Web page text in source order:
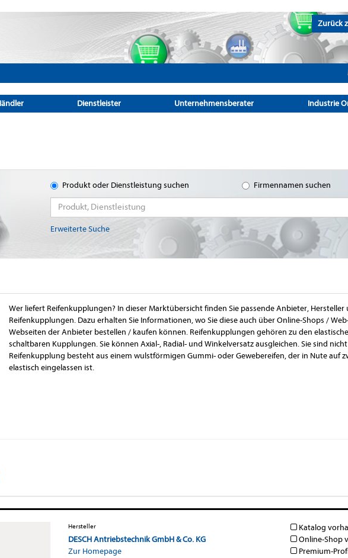
Zurück
Dienstleister Unternehmensberater Industrie
Produkt oder Dienstleistung suchen Firmennamen suchen
Erweiterte Suche
Wer liefert Reifenkupplungen? In dieser Marktübersicht finden Sie passende Anbieter, Hersteller
Reifenkupplungen. Dazu erhalten Sie Informationen, wo Sie diese auch über Online-Shops /
Webseiten der Anbieter bestellen / kaufen können. Reifenkupplungen gehören zu den
schaltbaren Kupplungen. Sie können Axial-, Radial- und Winkelversatz ausgleichen. Sie sind
Reifenkupplung besteht aus einem wulstförmigen Gummi- oder Gewebereifen, der in Nute auf
elastisch eingelassen ist.
Hersteller
DESCH Antriebstechnik GmbH & Co. KG
Zur Homepage
Katalog
Online-Shop
Premium-